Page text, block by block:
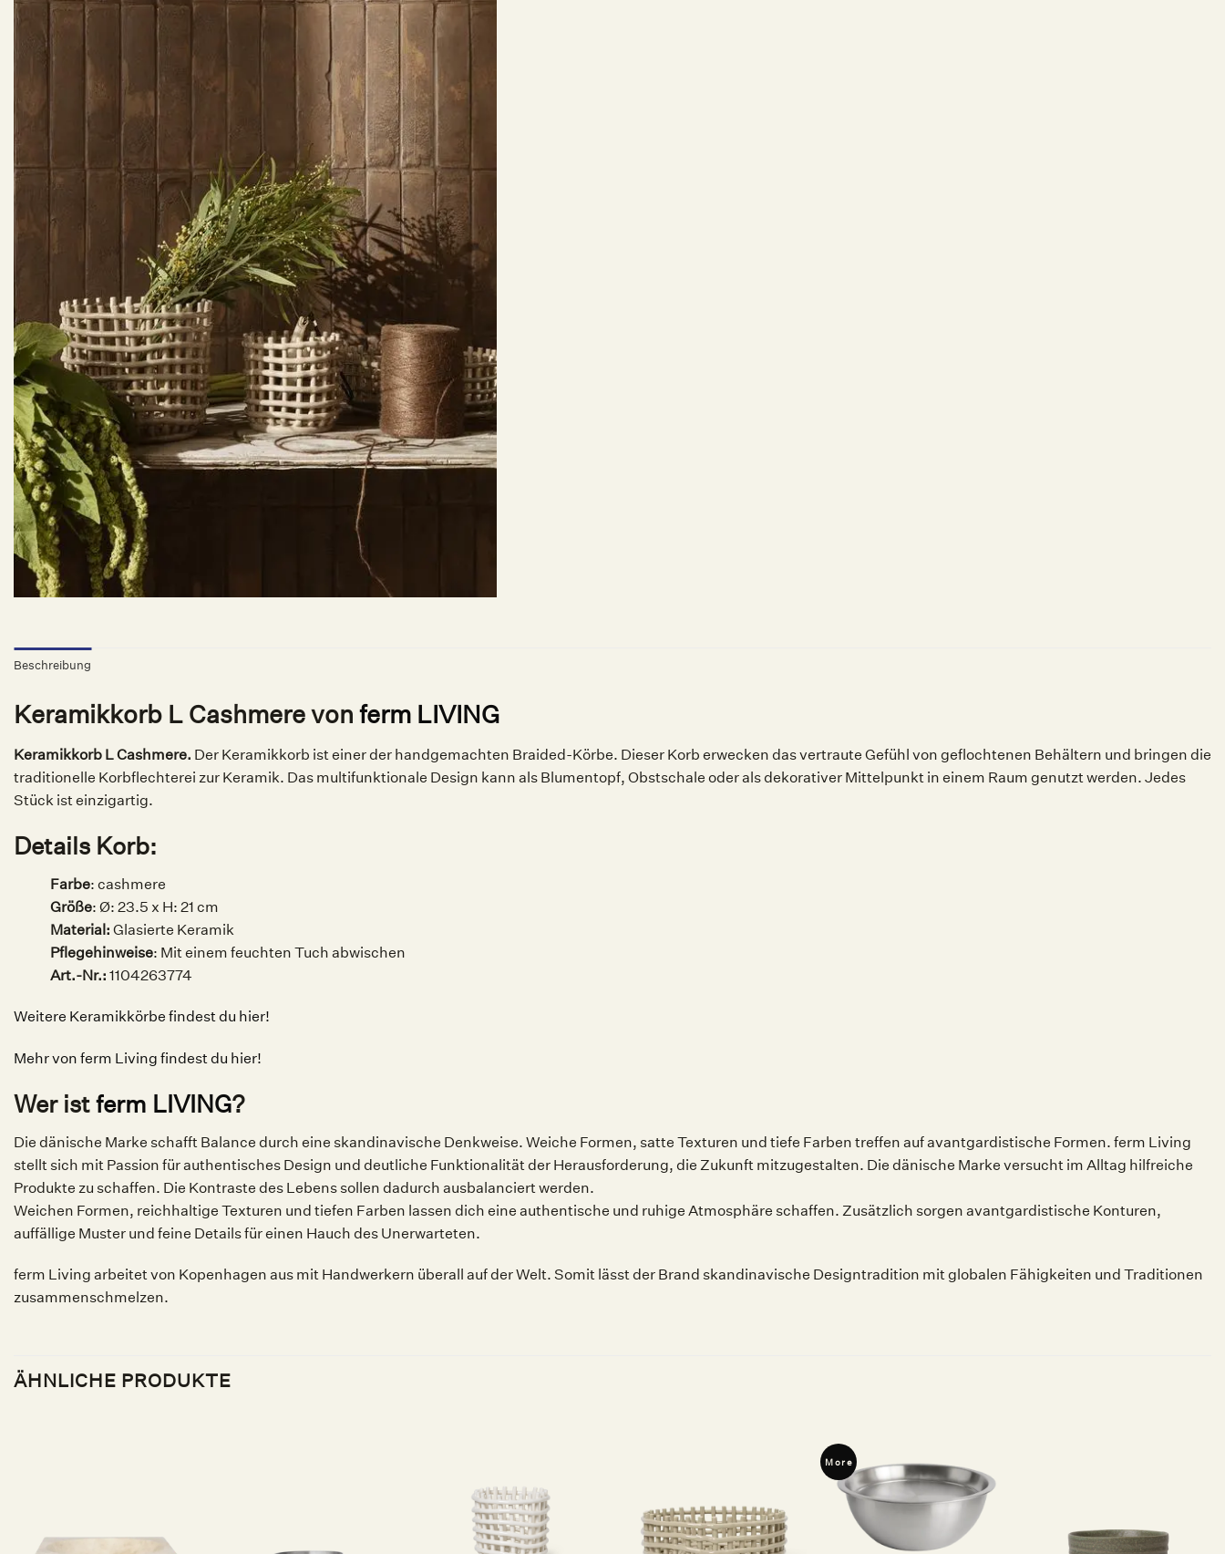
Beschreibung
Keramikkorb L Cashmere von ferm LIVING
Keramikkorb L Cashmere. Der Keramikkorb ist einer der handgemachten Braided-Körbe. Dieser Korb erwecken das vertraute Gefühl von geflochtenen Behältern und bringen die
traditionelle Korbflechterei zur Keramik. Das multifunktionale Design kann als Blumentopf, Obstschale oder als dekorativer Mittelpunkt in einem Raum genutzt werden. Jedes
Stück ist einzigartig.
Details Korb:
Farbe: cashmere
Größe: Ø: 23.5 x H: 21 cm
Material: Glasierte Keramik
Pflegehinweise: Mit einem feuchten Tuch abwischen
Art.-Nr.: 1104263774
Weitere Keramikkörbe findest du hier!
Mehr von ferm Living findest du hier!
Wer istferm LIVING?
Die dänische Marke schafft Balance durch eine skandinavische Denkweise. Weiche Formen, satte Texturen und tiefe Farben treffen auf avantgardistische Formen. ferm Living
stellt sich mit Passion für authentisches Design und deutliche Funktionalität der Herausforderung, die Zukunft mitzugestalten. Die dänische Marke versucht im Alltag hilfreiche
Produkte zu schaffen. Die Kontraste des Lebens sollen dadurch ausbalanciert werden.
Weichen Formen, reichhaltige Texturen und tiefen Farben lassen dich eine authentische und ruhige Atmosphäre schaffen. Zusätzlich sorgen avantgardistische Konturen,
auffällige Muster und feine Details für einen Hauch des Unerwarteten.
ferm Living arbeitet von Kopenhagen aus mit Handwerkern überall auf der Welt. Somit lässt der Brand skandinavische Designtradition mit globalen Fähigkeiten und Traditionen
zusammenschmelzen.
ÄHNLICHE PRODUKTE
More
Auf die
Wunschliste